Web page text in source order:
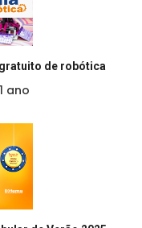
de robótica
ano